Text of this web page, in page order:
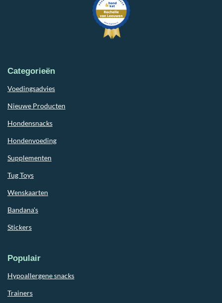
Categorieën
Voedingsadvies
Nieuwe Producten
Hondensnacks
Hondenvoeding
Supplementen
Tug Toys
Wenskaarten
Bandana's
Stickers
Populair
Hypoallergene snacks
Trainers